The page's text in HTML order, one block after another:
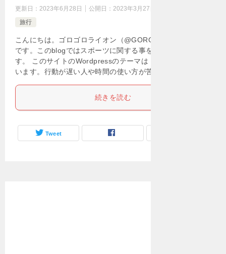
更新日： 2023年6月28日 公開日： 2023年3月27日
旅行
こんにちは。ゴロゴロライオン（@GOROGORO__LION）
です。このblogではスポーツに関する事を解説をしていま
す。 このサイトのWordpressのテーマは「賢威」を使って
います。行動が遅い人や時間の使い方が苦手 […]
続きを読む
Tweet